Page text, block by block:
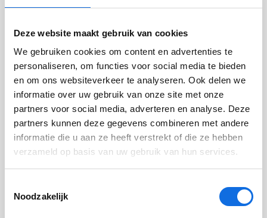
Deze website maakt gebruik van cookies
We gebruiken cookies om content en advertenties te
personaliseren, om functies voor social media te bieden
en om ons websiteverkeer te analyseren. Ook delen we
informatie over uw gebruik van onze site met onze
partners voor social media, adverteren en analyse. Deze
partners kunnen deze gegevens combineren met andere
informatie die u aan ze heeft verstrekt of die ze hebben
verzameld op basis van uw gebruik van hun services.
Noodzakelijk
jim-circulairezorg@levvel.nl
Meer actualiteiten